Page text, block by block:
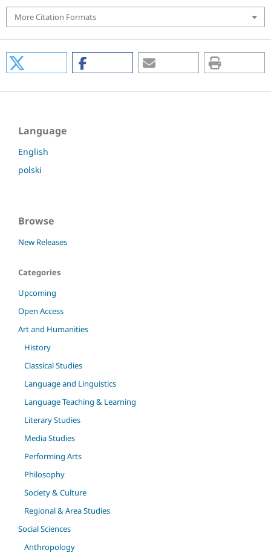
More Citation Formats
Language
English
polski
Browse
New Releases
Categories
Upcoming
Open Access
Art and Humanities
History
Classical Studies
Language and Linguistics
Language Teaching & Learning
Literary Studies
Media Studies
Performing Arts
Philosophy
Society & Culture
Regional & Area Studies
Social Sciences
Anthropology